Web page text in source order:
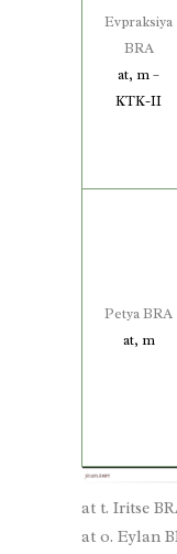
Evpraksiya
BRA
at, m –
KTK-II
Petya BRA
at, m
at t. Iritse
at o. Eylan